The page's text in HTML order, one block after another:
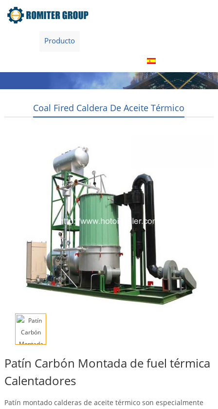
Producto
Coal Fired Caldera De Aceite Térmico
Patín Carbón Montada de fuel térmica
Calentadores
Patín montado calderas de aceite térmico son especialmente